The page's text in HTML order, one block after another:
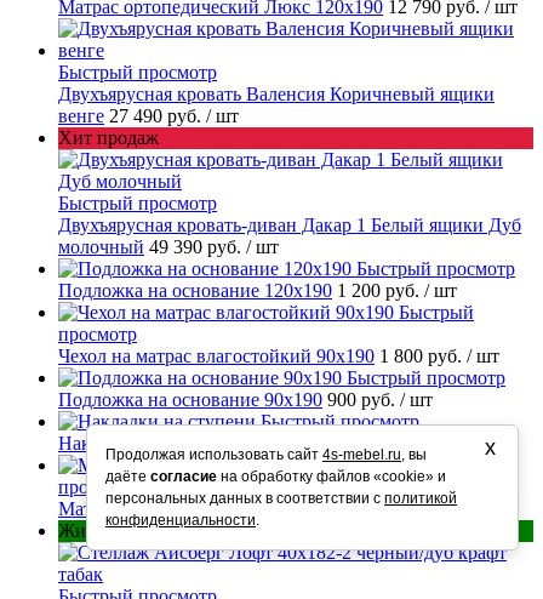
Матрас ортопедический Люкс 120х190 12 790 руб. / шт
Быстрый просмотр
Двухъярусная кровать Валенсия Коричневый ящики
венге 27 490 руб. / шт
Хит продаж
Быстрый просмотр
Двухъярусная кровать-диван Дакар 1 Белый ящики Дуб
молочный 49 390 руб. / шт
Быстрый просмотр
Подложка на основание 120х190 1 200 руб. / шт
Быстрый
просмотр
Чехол на матрас влагостойкий 90х190 1 800 руб. / шт
Быстрый просмотр
Подложка на основание 90х190 900 руб. / шт
Быстрый просмотр
Накладки на ступени
250 руб.
Быстрый
просмотр
Матрас ортопедический Люкс 90х190 11 290 руб.
Живые фото
Продолжая использовать сайт 4s-mebel.ru, вы
даёте согласие на обработку файлов «cookie» и
персональных данных в соответствии с политикой
конфиденциальности.
х